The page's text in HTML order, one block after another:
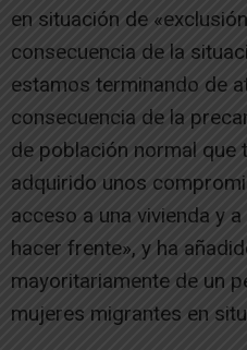
en situación de
consecuencia de la
estamos terminando de
consecuencia de la
de población normal que
adquirido unos
acceso a una vivienda y
hacer frente», y ha
mayoritariamente de un
mujeres migrantes en